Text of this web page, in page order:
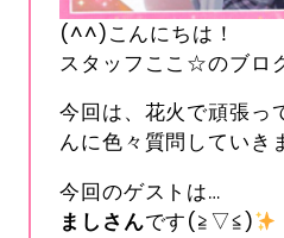
(^^)こんにちは！
スタッフここ☆のブロ
今回は、花火で頑張っ
んに色々質問していき
今回のゲストは…
ましさんです(≧▽≦)